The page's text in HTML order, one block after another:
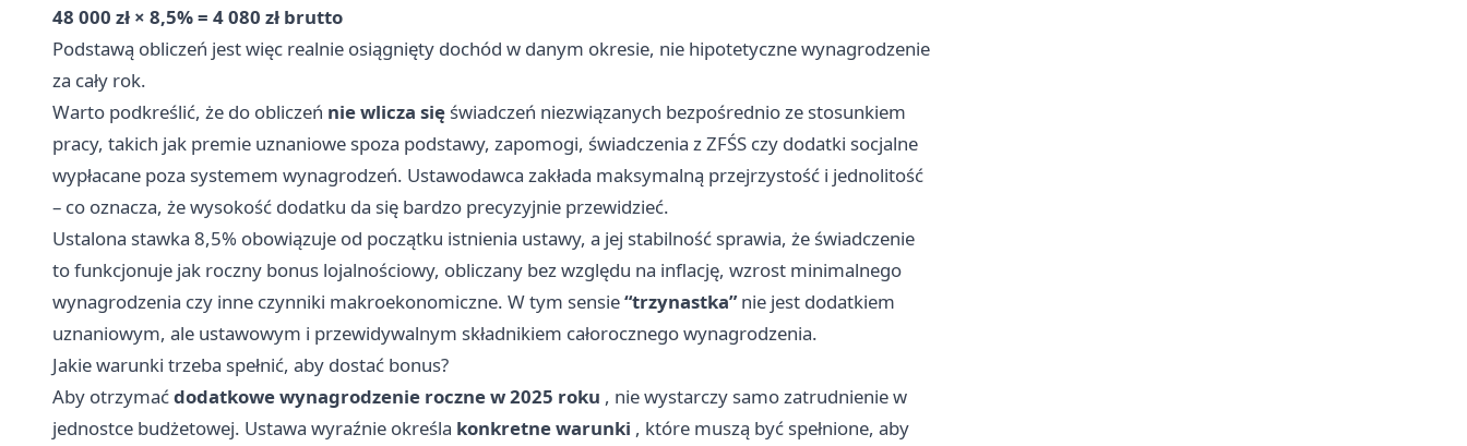
48 000 zł × 8,5% = 4 080 zł brutto
Podstawą obliczeń jest więc realnie osiągnięty dochód w danym okresie, nie hipotetyczne wynagrodzenie
za cały rok.
Warto podkreślić, że do obliczeń nie wlicza się świadczeń niezwiązanych bezpośrednio ze stosunkiem
pracy, takich jak premie uznaniowe spoza podstawy, zapomogi, świadczenia z ZFŚS czy dodatki socjalne
wypłacane poza systemem wynagrodzeń. Ustawodawca zakłada maksymalną przejrzystość i jednolitość
– co oznacza, że wysokość dodatku da się bardzo precyzyjnie przewidzieć.
Ustalona stawka 8,5% obowiązuje od początku istnienia ustawy, a jej stabilność sprawia, że świadczenie
to funkcjonuje jak roczny bonus lojalnościowy, obliczany bez względu na inflację, wzrost minimalnego
wynagrodzenia czy inne czynniki makroekonomiczne. W tym sensie“trzynastka”nie jest dodatkiem
uznaniowym, ale ustawowym i przewidywalnym składnikiem całorocznego wynagrodzenia.
Jakie warunki trzeba spełnić, aby dostać bonus?
Aby otrzymaćdodatkowe wynagrodzenie roczne w 2025 roku , nie wystarczy samo zatrudnienie w
jednostce budżetowej. Ustawa wyraźnie określa konkretne warunki , które muszą być spełnione, aby